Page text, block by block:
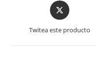
Opens
in
Twitea este producto